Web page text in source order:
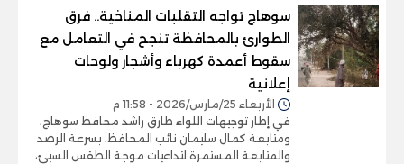
سوهاج تواجه التقلبات المناخية.. فرق
الطوارئ بالمحافظة تنجح في التعامل مع
سقوط أعمدة كهرباء وأشجار ولوحات
إعلانية
الأربعاء 25/مارس/2026 - 11:58 م
في إطار توجيهات اللواء طارق راشد محافظ سوهاج،
ومتابعة كمال سليمان نائب المحافظ، بسرعة الرصد
والمتابعة المستمرة لتداعيات موجة الطقس السيئ،